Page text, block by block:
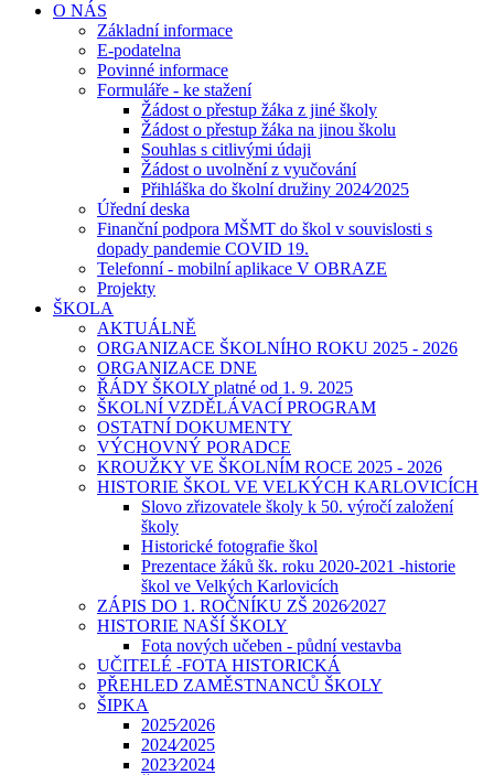
O NÁS
Základní informace
E-podatelna
Povinné informace
Formuláře - ke stažení
Žádost o přestup žáka z jiné školy
Žádost o přestup žáka na jinou školu
Souhlas s citlivými údaji
Žádost o uvolnění z vyučování
Přihláška do školní družiny 2024⁄2025
Úřední deska
Finanční podpora MŠMT do škol v souvislosti s
dopady pandemie COVID 19.
Telefonní - mobilní aplikace V OBRAZE
Projekty
ŠKOLA
AKTUÁLNĚ
ORGANIZACE ŠKOLNÍHO ROKU 2025 - 2026
ORGANIZACE DNE
ŘÁDY ŠKOLY platné od 1. 9. 2025
ŠKOLNÍ VZDĚLÁVACÍ PROGRAM
OSTATNÍ DOKUMENTY
VÝCHOVNÝ PORADCE
KROUŽKY VE ŠKOLNÍM ROCE 2025 - 2026
HISTORIE ŠKOL VE VELKÝCH KARLOVICÍCH
Slovo zřizovatele školy k 50. výročí založení
školy
Historické fotografie škol
Prezentace žáků šk. roku 2020-2021 -historie
škol ve Velkých Karlovicích
ZÁPIS DO 1. ROČNÍKU ZŠ 2026⁄2027
HISTORIE NAŠÍ ŠKOLY
Fota nových učeben - půdní vestavba
UČITELÉ -FOTA HISTORICKÁ
PŘEHLED ZAMĚSTNANCŮ ŠKOLY
ŠIPKA
2025⁄2026
2024⁄2025
2023⁄2024